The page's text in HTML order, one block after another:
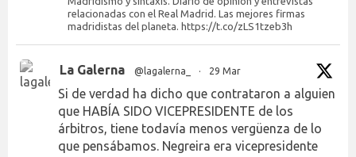
relacionadas con el Real Madrid. Las mejores firmas
madridistas del planeta. https://t.co/zLS1tzeb3h
La Galerna @lagalerna_ · 29 Mar
Si de verdad ha dicho que contrataron a alguien
que HABÍA SIDO VICEPRESIDENTE de los
árbitros, tiene todavía menos vergüenza de lo
que pensábamos. Negreira era vicepresidente